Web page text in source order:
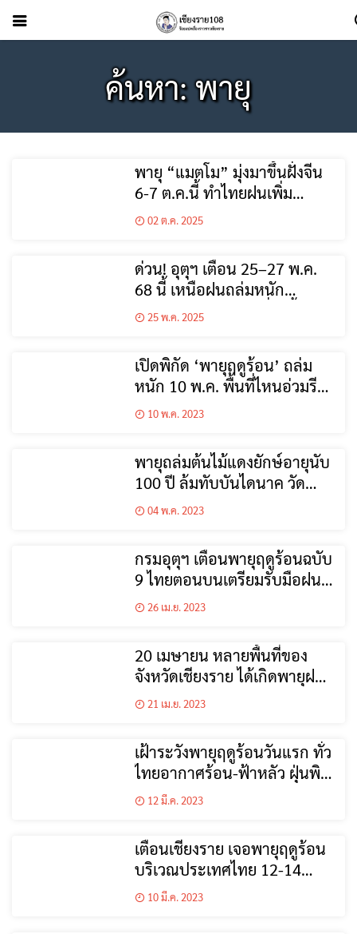
ค้นหา: พายุ
พายุ “แมตโม” มุ่งมาขึ้นฝั่งจีน
6-7 ต.ค.นี้ ทำไทยฝนเพิ่ม
สัปดาห์หน้า
02 ต.ค. 2025
ด่วน! อุตุฯ เตือน 25–27 พ.ค.
68 นี้ เหนือฝนถล่มหนัก
เชียงราย-เชียงใหม่ เสี่ยงน้ำป่า-
25 พ.ค. 2025
เปิดพิกัด ‘พายุฤดูร้อน’ ถล่ม
หนัก 10 พ.ค. พื้นที่ไหนอ่วมรีบ
เช็กเลย
10 พ.ค. 2023
พายุถล่มต้นไม้แดงยักษ์อายุนับ
100 ปี ล้มทับบันไดนาค วัด
พระธาตุดอยสุเทพ
04 พ.ค. 2023
กรมอุตุฯ เตือนพายุฤดูร้อนฉบับ
9 ไทยตอนบนเตรียมรับมือฝน
ถล่ม-ลมแรง และลูกเห็บตก
26 เม.ย. 2023
20 เมษายน หลายพื้นที่ของ
จังหวัดเชียงราย ได้เกิดพายุฝน
ฟ้าคะนอง
21 เม.ย. 2023
เฝ้าระวังพายุฤดูร้อนวันแรก ทั่ว
ไทยอากาศร้อน-ฟ้าหลัว ฝุ่นพิษ
ยังมีแนวโน้มสะสม
12 มี.ค. 2023
เตือนเชียงราย เจอพายุฤดูร้อน
บริเวณประเทศไทย 12-14
มีนาคม
10 มี.ค. 2023